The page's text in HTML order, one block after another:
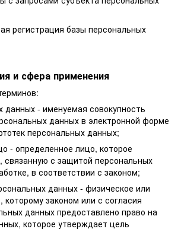
регистрация базы персональных
и сфера применения
данных - именуемая совокупность
данных в электронной форме
персональных данных;
- определенное лицо, которое
связанную с защитой персональных
в соответствии с законом;
данных - физическое или
законом или с согласия
данных предоставлено право на
которое утверждает цель